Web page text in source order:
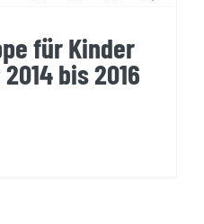
für Kinder
bis 2016